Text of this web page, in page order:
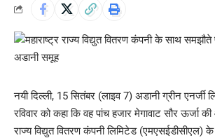
नयी दिल्ली, 15 सितंबर (लाइव 7) अडानी ग्रीन एनर्जी
रविवार को कहा कि वह पांच हजार मेगावाट सौर ऊर्जा की
राज्य विद्युत वितरण कंपनी लिमिटेड (एमएसईडीसीएल)